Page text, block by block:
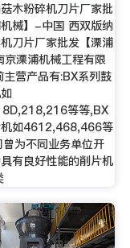
木粉碎机刀片厂家批
械】-中国 西双版纳
刀片厂家批发【溧浦
京溧浦机械工程有限
主营产品有:BX系列鼓
等等,BX
机如4612,468,466等
曾为不同业务单位开
有良好性能的削片机